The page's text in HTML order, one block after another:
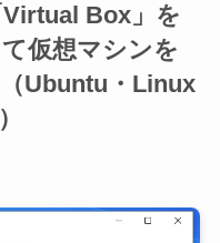
Virtual Box」を
仮想マシンを
Ubuntu・Linux